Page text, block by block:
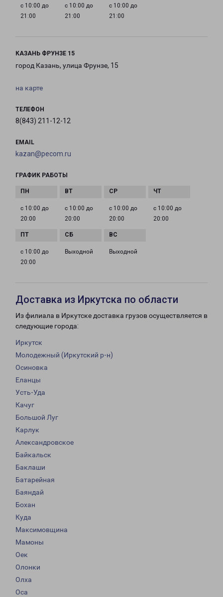
с 10:00 до
21:00
с 10:00 до
21:00
с 10:00 до
21:00
КАЗАНЬ ФРУНЗЕ 15
город Казань, улица Фрунзе, 15
на карте
ТЕЛЕФОН
8(843) 211-12-12
EMAIL
kazan@pecom.ru
ГРАФИК РАБОТЫ
с 10:00 до
20:00
с 10:00 до
20:00
с 10:00 до
20:00
с 10:00 до
20:00
с 10:00 до
20:00
Выходной Выходной
Доставка из Иркутска по области
Из филиала в Иркутске доставка грузов осуществляется в
следующие города:
Иркутск
Молодежный (Иркутский р-н)
Осиновка
Еланцы
Усть-Уда
Качуг
Большой Луг
Карлук
Александровское
Байкальск
Баклаши
Батарейная
Баяндай
Бохан
Куда
Максимовщина
Мамоны
Оек
Олонки
Олха
Оса